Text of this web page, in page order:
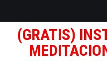
(GRATIS)